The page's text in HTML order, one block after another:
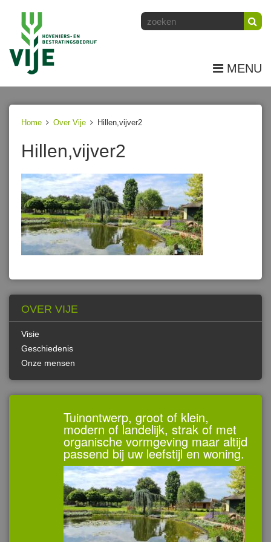
MENU
Home Over Vije Hillen,vijver2
Hillen,vijver2
OVER VIJE
Visie
Geschiedenis
Onze mensen
Tuinontwerp, groot of klein,
modern of landelijk, strak of met
organische vormgeving maar altijd
passend bij uw leefstijl en woning.